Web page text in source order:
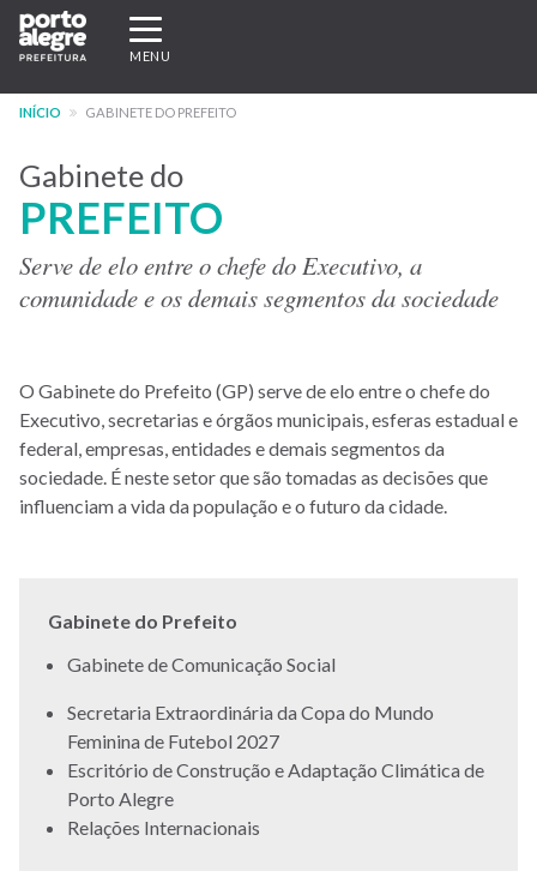
Pular
para
conteúdo
Expandir/recolher
navegação
MENU
INÍCIO GABINETE DO PREFEITO
Gabinete do
PREFEITO
Serve de elo entre o chefe do Executivo, a
comunidade e os demais segmentos da sociedade
O Gabinete do Prefeito (GP) serve de elo entre o chefe do
Executivo, secretarias e órgãos municipais, esferas estadual e
federal, empresas, entidades e demais segmentos da
sociedade. É neste setor que são tomadas as decisões que
influenciam a vida da população e o futuro da cidade.
Gabinete do Prefeito
Gabinete de Comunicação Social
Secretaria Extraordinária da Copa do Mundo
Feminina de Futebol 2027
Escritório de Construção e Adaptação Climática de
Porto Alegre
Relações Internacionais